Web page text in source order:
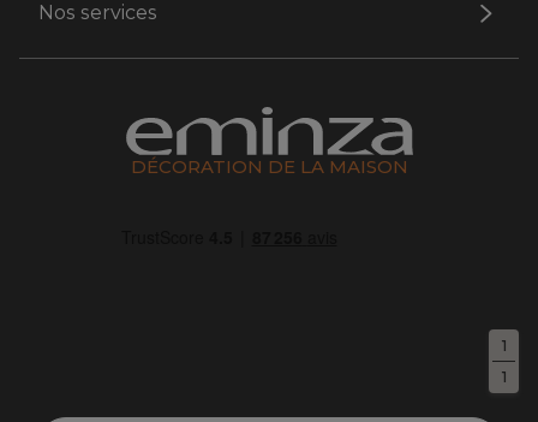
1
1
Nos services
DÉCORATION DE LA MAISON